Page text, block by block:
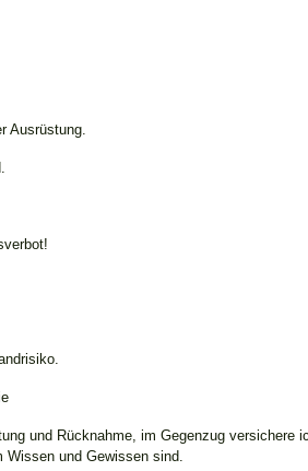
Ausrüstung.
und Rücknahme, im Gegenzug versichere
Wissen und Gewissen sind.